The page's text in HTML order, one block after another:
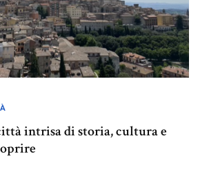
intrisa di storia, cultura e